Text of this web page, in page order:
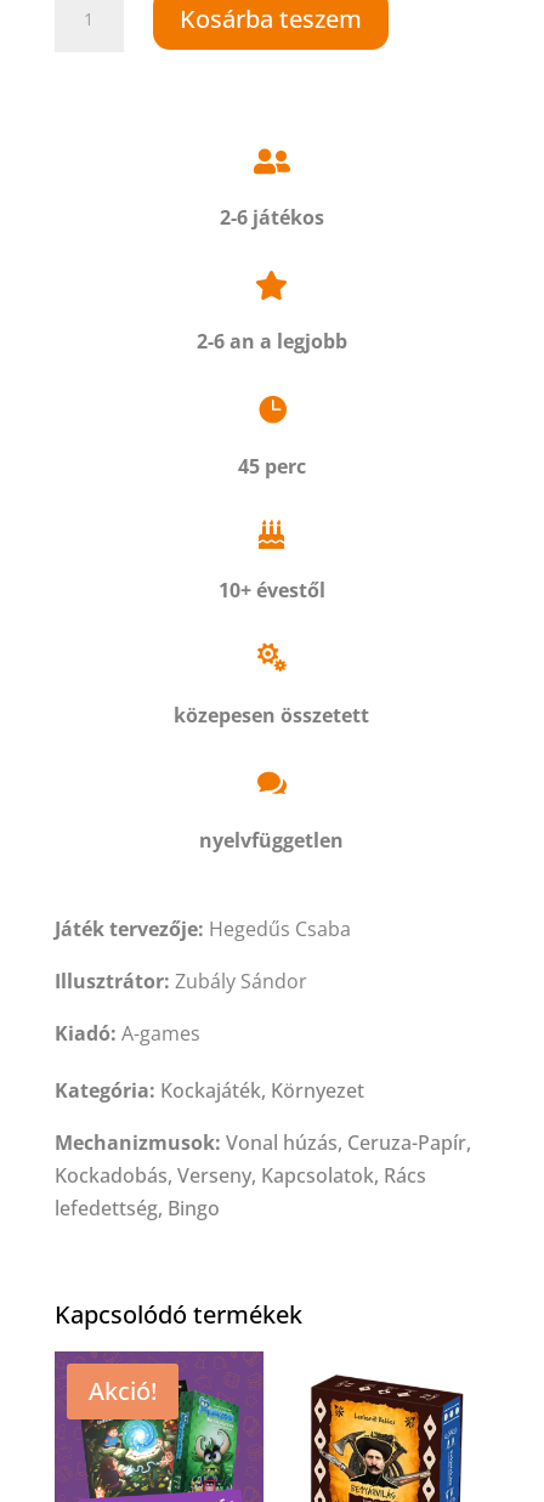
Dice
Kosárba teszem

2-6 játékos

2-6 an a legjobb

45 perc

10+ évestől

közepesen összetett

nyelvfüggetlen
Játék tervezője: Hegedűs Csaba​
Illusztrátor: Zubály Sándor
Kiadó: A-games
Kategória: Kockajáték, Környezet
Mechanizmusok: Vonal húzás, Ceruza-Papír,
Kockadobás, Verseny, Kapcsolatok, Rács
lefedettség, Bingo
Kapcsolódó termékek
Akció!